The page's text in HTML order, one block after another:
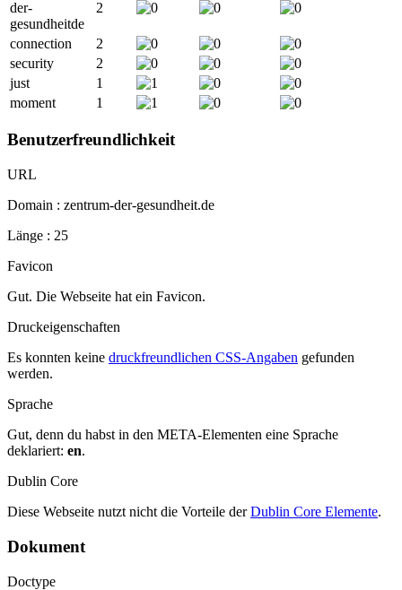
der-
gesundheitde
2
connection
2
security
2
just
1
moment
1
Benutzerfreundlichkeit
URL
Domain : zentrum-der-gesundheit.de
Länge : 25
Favicon
Gut. Die Webseite hat ein Favicon.
Druckeigenschaften
Es konnten keine druckfreundlichen CSS-Angaben gefunden
werden.
Sprache
Gut, denn du habst in den META-Elementen eine Sprache
deklariert: en.
Dublin Core
Diese Webseite nutzt nicht die Vorteile derDublin Core Elemente.
Dokument
Doctype